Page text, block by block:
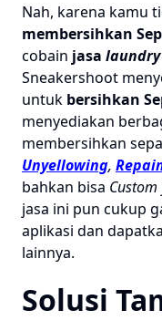
Nah, karena kamu
membersihkan
cobain jasa
Sneakershoot
untuk bersihkan
menyediakan
membersihkan
Unyellowing,
bahkan bisa Custom
jasa ini pun cukup
aplikasi dan
lainnya.
Solusi